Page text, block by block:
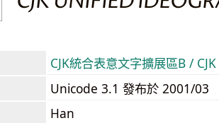
CJK統合表意文字擴展區B /
Unicode 3.1 發布於 2001/03
Han